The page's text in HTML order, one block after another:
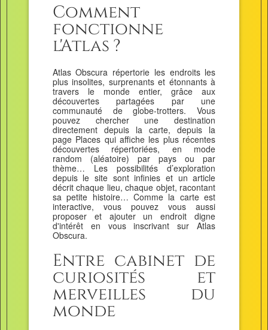
Comment
fonctionne
l'Atlas ?
Atlas Obscura répertorie les endroits les
plus insolites, surprenants et étonnants à
travers le monde entier, grâce aux
découvertes partagées par une
communauté de globe-trotters. Vous
pouvez chercher une destination
directement depuis la carte, depuis la
page Places qui affiche les plus récentes
découvertes répertoriées, en mode
random (aléatoire) par pays ou par
thème… Les possibilités d’exploration
depuis le site sont infinies et un article
décrit chaque lieu, chaque objet, racontant
sa petite histoire… Comme la carte est
interactive, vous pouvez vous aussi
proposer et ajouter un endroit digne
d'intérêt en vous inscrivant sur Atlas
Obscura.
Entre cabinet de
curiosités et
merveilles du
monde